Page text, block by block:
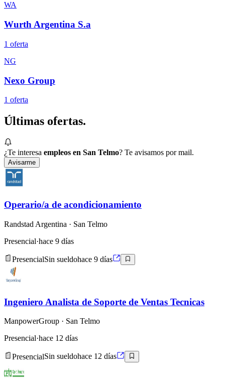
WA
Wurth Argentina S.a
1 oferta
NG
Nexo Group
1 oferta
Últimas ofertas.
¿Te interesa empleos en San Telmo? Te avisamos por mail.
Avisarme
Operario/a de acondicionamiento
Randstad Argentina · San Telmo
Presencial·hace 9 días
PresencialSin sueldohace 9 días
Ingeniero Analista de Soporte de Ventas Tecnicas
ManpowerGroup · San Telmo
Presencial·hace 12 días
PresencialSin sueldohace 12 días